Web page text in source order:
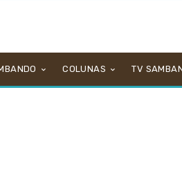
COLUNAS TV